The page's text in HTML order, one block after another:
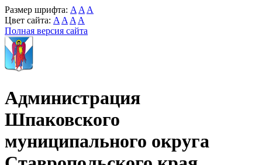
Размер шрифта: A A A
Цвет сайта: A A A A
Полная версия сайта
Администрация
Шпаковского
муниципального округа